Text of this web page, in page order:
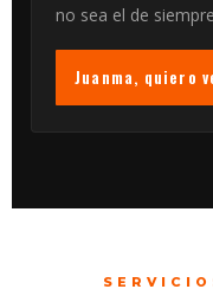
no sea el de
Juanma, quiero